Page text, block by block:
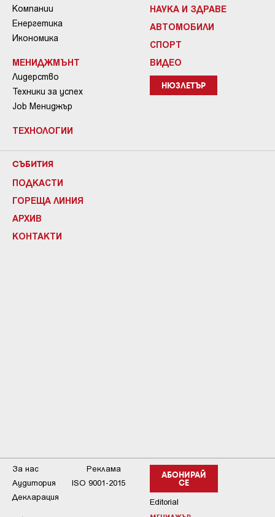
Компании
Енергетика
Икономика
МЕНИДЖМЪНТ
Лидерство
Техники за успех
Job Мениджър
ТЕХНОЛОГИИ
НАУКА И ЗДРАВЕ
АВТОМОБИЛИ
СПОРТ
ВИДЕО
НЮЗЛЕТЪР
СЪБИТИЯ
ПОДКАСТИ
ГОРЕЩА ЛИНИЯ
АРХИВ
КОНТАКТИ
АБОНИРАЙ
СЕ
Editorial
За нас
Реклама
Аудитория
ISO 9001-2015
Декларация